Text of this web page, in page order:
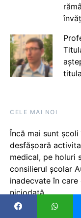
CELE MAI NOI
Încă mai sunt
desfășoară
medical, pe holuri
consilierul școlar
inadecvate în
niciodată
Universitatea din